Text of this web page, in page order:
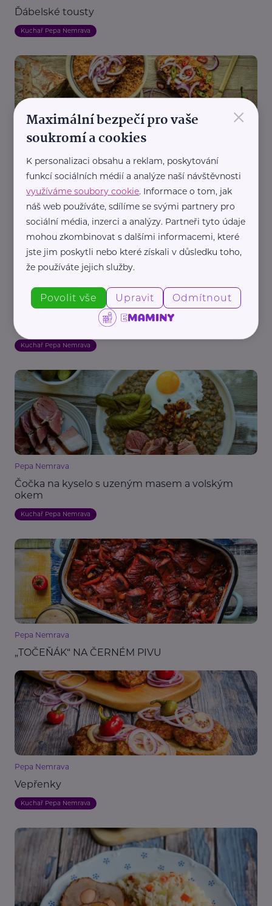
Ďábelské tousty
Kuchař Pepa Nemrava
Jihočeský Šmitec
Kuchař Pepa Nemrava
Pepa Nemrava
Poctivá cibulačka se sýrem
Kuchař Pepa Nemrava
Pepa Nemrava
Čočka na kyselo s uzeným masem a volským
okem
Kuchař Pepa Nemrava
Pepa Nemrava
„TOČEŇÁK“ NA ČERNÉM PIVU
Pepa Nemrava
Vepřenky
Kuchař Pepa Nemrava
×
Maximální bezpečí pro vaše
soukromí a cookies
K personalizaci obsahu a reklam, poskytování
funkcí sociálních médií a analýze naší návštěvnosti
využíváme soubory cookie. Informace o tom, jak
náš web používáte, sdílíme se svými partnery pro
sociální média, inzerci a analýzy. Partneři tyto údaje
mohou zkombinovat s dalšími informacemi, které
jste jim poskytli nebo které získali v důsledku toho,
že používáte jejich služby.
Povolit vše Upravit Odmítnout